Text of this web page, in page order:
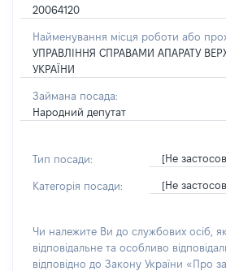
20064120
Найменування місця роботи або
УПРАВЛІННЯ СПРАВАМИ АПАРАТУ
УКРАЇНИ
Займана посада:
Народний депутат
Тип посади: [Не
Категорія посади: [Не
Чи належите Ви до службових осіб,
відповідальне та особливо
відповідно до Закону України «Про